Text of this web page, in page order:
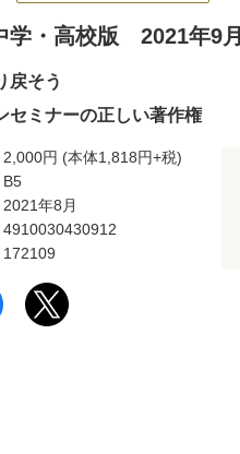
学・高校版 2021年9
戻そう
セミナーの正しい著作権
2,000円 (本体1,818円+税)
B5
2021年8月
4910030430912
172109